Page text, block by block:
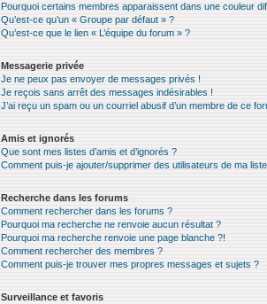
Pourquoi certains membres apparaissent dans une couleur
Qu’est-ce qu’un « Groupe par défaut » ?
Qu’est-ce que le lien « L’équipe du forum » ?
Messagerie privée
Je ne peux pas envoyer de messages privés !
Je reçois sans arrêt des messages indésirables !
J’ai reçu un spam ou un courriel abusif d’un membre de ce
Amis et ignorés
Que sont mes listes d’amis et d’ignorés ?
Comment puis-je ajouter/supprimer des utilisateurs de ma liste
Recherche dans les forums
Comment rechercher dans les forums ?
Pourquoi ma recherche ne renvoie aucun résultat ?
Pourquoi ma recherche renvoie une page blanche ?!
Comment rechercher des membres ?
Comment puis-je trouver mes propres messages et sujets ?
Surveillance et favoris